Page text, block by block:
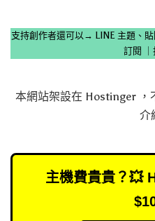
支持創作者還可以→ LINE 主題、貼
訂閱
本網站架設在 Hostinger，
介
主機費貴貴？💥